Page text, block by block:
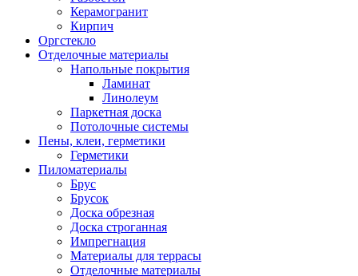
Керамогранит
Кирпич
Оргстекло
Отделочные материалы
Напольные покрытия
Ламинат
Линолеум
Паркетная доска
Потолочные системы
Пены, клеи, герметики
Герметики
Пиломатериалы
Брус
Брусок
Доска обрезная
Доска строганная
Импрегнация
Материалы для террасы
Отделочные материалы